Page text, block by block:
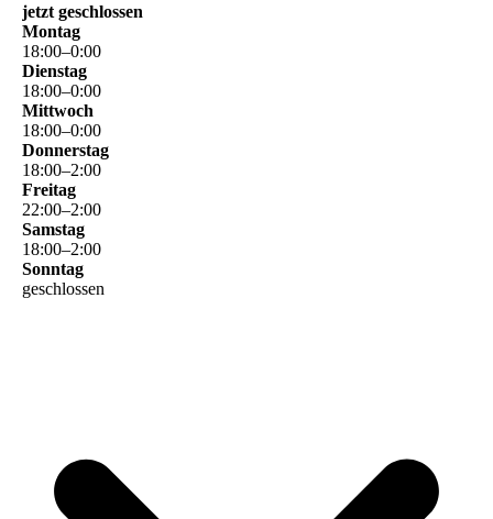
jetzt geschlossen
Montag
18:00–0:00
Dienstag
18:00–0:00
Mittwoch
18:00–0:00
Donnerstag
18:00–2:00
Freitag
22:00–2:00
Samstag
18:00–2:00
Sonntag
geschlossen